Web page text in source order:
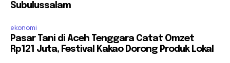
Subulussalam
ekonomi
Pasar Tani di Aceh Tenggara Catat Omzet
Rp121 Juta, Festival Kakao Dorong Produk Lokal